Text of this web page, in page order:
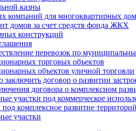
казны
компаний для многоквартирных
домов за счет средств фонда ЖКХ
конструкций
перевозок по
торговых объектов
объектов уличной торговли
договор о развитии
договора о комплексном
участки под коммерческое
комплексное развитие территорий
участки